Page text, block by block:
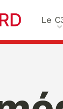
Le
sommes-